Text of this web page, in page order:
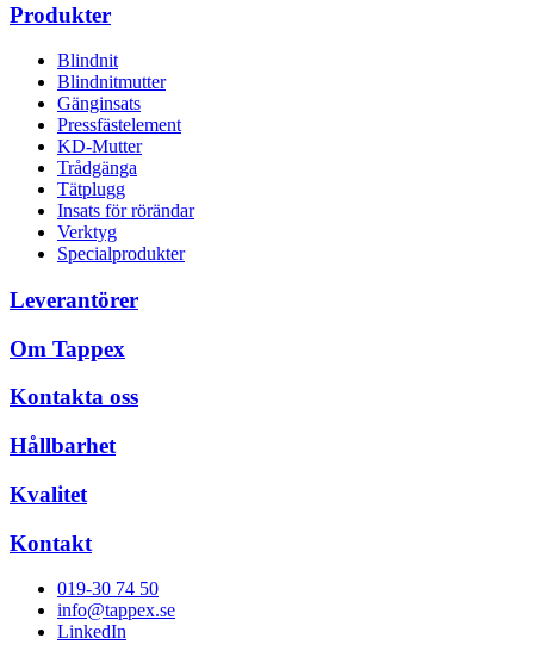
Produkter
Blindnit
Blindnitmutter
Gänginsats
Pressfästelement
KD-Mutter
Trådgänga
Tätplugg
Insats för rörändar
Verktyg
Specialprodukter
Leverantörer
Om Tappex
Kontakta oss
Hållbarhet
Kvalitet
Kontakt
019-30 74 50
info@tappex.se
LinkedIn